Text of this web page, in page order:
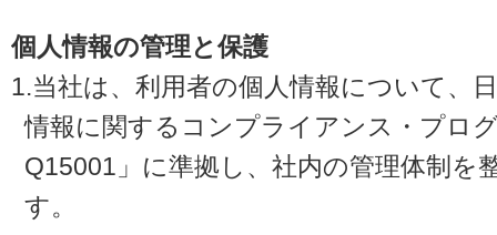
個人情報の管理と保護
1.当社は、利用者の個人情報について、
情報に関するコンプライアンス・プロ
Q15001」に準拠し、社内の管理体制を
す。